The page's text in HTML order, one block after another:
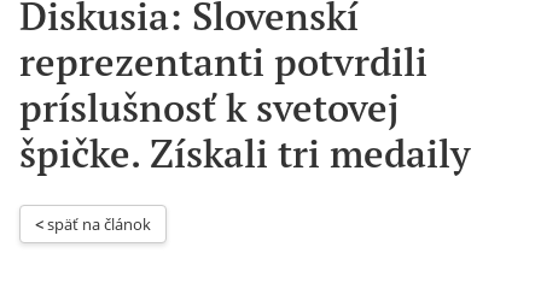
Diskusia: Slovenskí
reprezentanti potvrdili
príslušnosť k svetovej
špičke. Získali tri medaily
< späť na článok